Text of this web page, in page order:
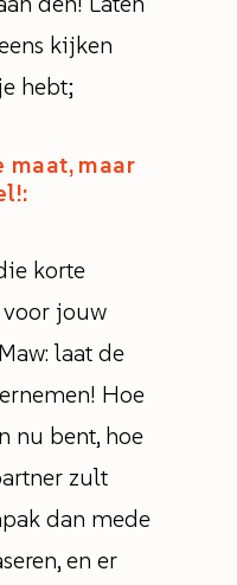
kijken
hebt;
maat, maar
korte
jouw
laat de
Hoe
nu bent, hoe
zult
dan mede
en er